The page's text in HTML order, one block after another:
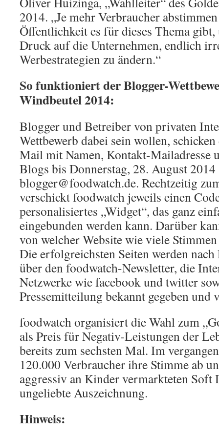
2014. „Je mehr Verbraucher
Öffentlichkeit es für dieses Thema
Druck auf die Unternehmen, endlich
Werbestrategien zu ändern.“
So funktioniert der Blogger-
Windbeutel 2014:
Blogger und Betreiber von privaten
Wettbewerb dabei sein wollen,
Mail mit Namen, Kontakt-Mailadresse
Blogs bis Donnerstag, 28. August 2014
blogger@foodwatch.de. Rechtzeitig
verschickt foodwatch jeweils einen
personalisiertes „Widget“, das ganz
eingebunden werden kann. Darüber
von welcher Website wie viele
Die erfolgreichsten Seiten werden
über den foodwatch-Newsletter, die
Netzwerke wie facebook und twitter
Pressemitteilung bekannt gegeben und
foodwatch organisiert die Wahl zum
als Preis für Negativ-Leistungen der
bereits zum sechsten Mal. Im
120.000 Verbraucher ihre Stimme ab
aggressiv an Kinder vermarkteten
ungeliebte Auszeichnung.
Hinweis: